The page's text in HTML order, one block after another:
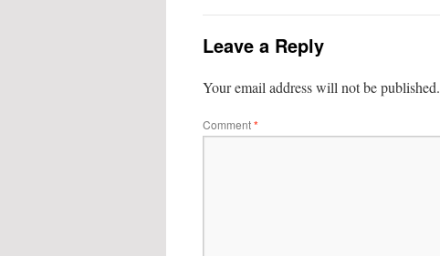
Leave a Reply
Your email address will not be published.
Comment*